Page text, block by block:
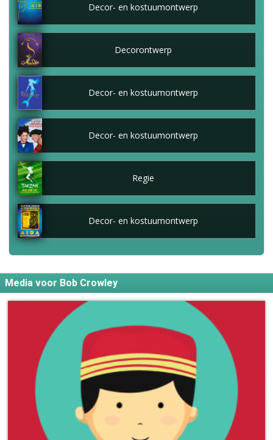
Decor- en kostuumontwerp
Decorontwerp
Decor- en kostuumontwerp
Decor- en kostuumontwerp
Regie
Decor- en kostuumontwerp
Media voor Bob Crowley